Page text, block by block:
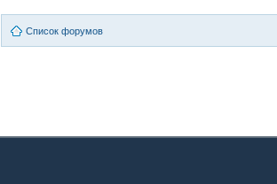
Список форумов